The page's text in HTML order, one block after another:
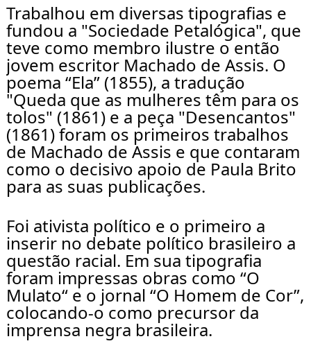
Trabalhou em diversas tipografias e
fundou a "Sociedade Petalógica", que
teve como membro ilustre o então
jovem escritor Machado de Assis. O
poema “Ela” (1855), a tradução
"Queda que as mulheres têm para os
tolos" (1861) e a peça "Desencantos"
(1861) foram os primeiros trabalhos
de Machado de Assis e que contaram
como o decisivo apoio de Paula Brito
para as suas publicações.
Foi ativista político e o primeiro a
inserir no debate político brasileiro a
questão racial. Em sua tipografia
foram impressas obras como “O
Mulato“ e o jornal “O Homem de Cor”,
colocando-o como precursor da
imprensa negra brasileira.